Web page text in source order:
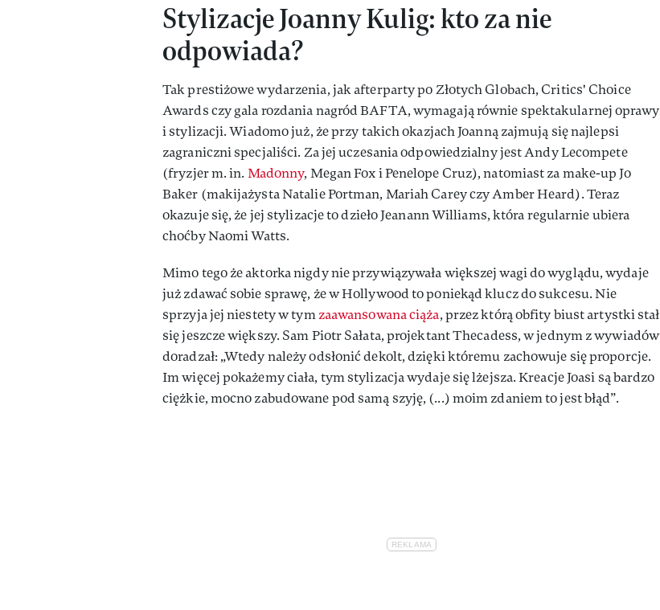
Stylizacje Joanny Kulig: kto za nie
odpowiada?
Tak prestiżowe wydarzenia, jak afterparty po Złotych Globach, Critics' Choice
Awards czy gala rozdania nagród BAFTA, wymagają równie spektakularnej oprawy
i stylizacji. Wiadomo już, że przy takich okazjach Joanną zajmują się najlepsi
zagraniczni specjaliści. Za jej uczesania odpowiedzialny jest Andy Lecompete
(fryzjer m. in. Madonny, Megan Fox i Penelope Cruz), natomiast za make-up Jo
Baker (makijażysta Natalie Portman, Mariah Carey czy Amber Heard). Teraz
okazuje się, że jej stylizacje to dzieło Jeanann Williams, która regularnie ubiera
choćby Naomi Watts.
Mimo tego że aktorka nigdy nie przywiązywała większej wagi do wyglądu, wydaje
już zdawać sobie sprawę, że w Hollywood to poniekąd klucz do sukcesu. Nie
sprzyja jej niestety w tymzaawansowana ciąża, przez którą obfity biust artystki stał
się jeszcze większy. Sam Piotr Sałata, projektant Thecadess, w jednym z wywiadów
doradzał: „Wtedy należy odsłonić dekolt, dzięki któremu zachowuje się proporcje.
Im więcej pokażemy ciała, tym stylizacja wydaje się lżejsza. Kreacje Joasi są bardzo
ciężkie, mocno zabudowane pod samą szyję, (...) moim zdaniem to jest błąd”.